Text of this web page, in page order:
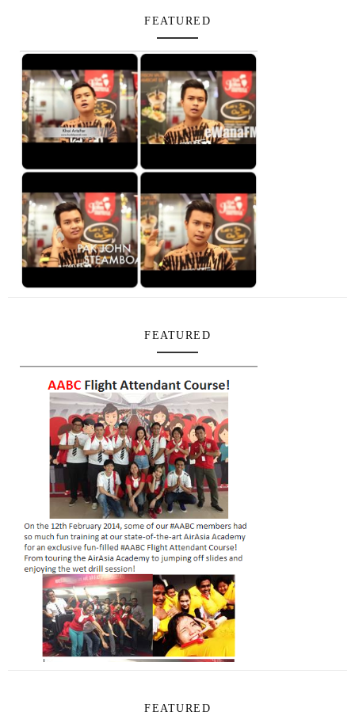
FEATURED
FEATURED
FEATURED